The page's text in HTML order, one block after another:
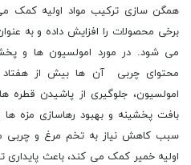
همگن سازی ترکیب مواد اولیه کمک
برخی محصولات را افزایش داده و به
می شود. در مورد امولسیون ها و
محتوای چربی آن ها بیش از
امولسیون، جلوگیری از پاشیدن قطره
بافت پخشینه و بهبود رهاسازی مزه
سبب کاهش نیاز به تخم مرغ و
اولیه خمیر کمک می کند، باعث